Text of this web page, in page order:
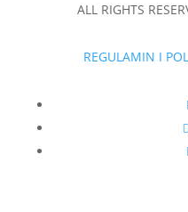
ALL RIGHTS
REGULAMIN I